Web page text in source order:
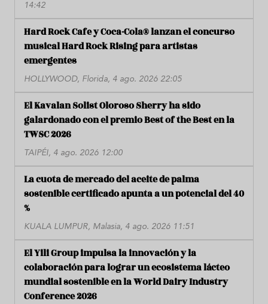
14:42
Hard Rock Cafe y Coca-Cola® lanzan el concurso
musical Hard Rock Rising para artistas
emergentes
HOLLYWOOD, Florida, 4 ago. 2026 22:05
El Kavalan Solist Oloroso Sherry ha sido
galardonado con el premio Best of the Best en la
TWSC 2026
TAIPÉI, 4 ago. 2026 12:00
La cuota de mercado del aceite de palma
sostenible certificado apunta a un potencial del 40
%
KUALA LUMPUR, Malasia, 4 ago. 2026 11:51
El Yili Group impulsa la innovación y la
colaboración para lograr un ecosistema lácteo
mundial sostenible en la World Dairy Industry
Conference 2026